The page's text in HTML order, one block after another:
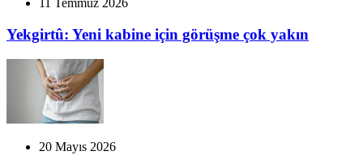
11 Temmuz 2026
Yekgirtû: Yeni kabine için görüşme çok yakın
20 Mayıs 2026